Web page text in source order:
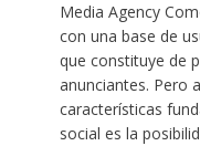
Media Agency
con una base de
que constituye de
anunciantes. Pero
características
social es la